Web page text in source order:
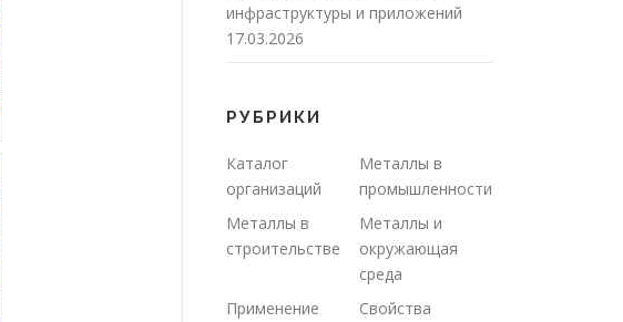
инфраструктуры и приложений
17.03.2026
РУБРИКИ
Каталог
организаций
Металлы в
промышленности
Металлы в
строительстве
Металлы и
окружающая
среда
Применение
Свойства